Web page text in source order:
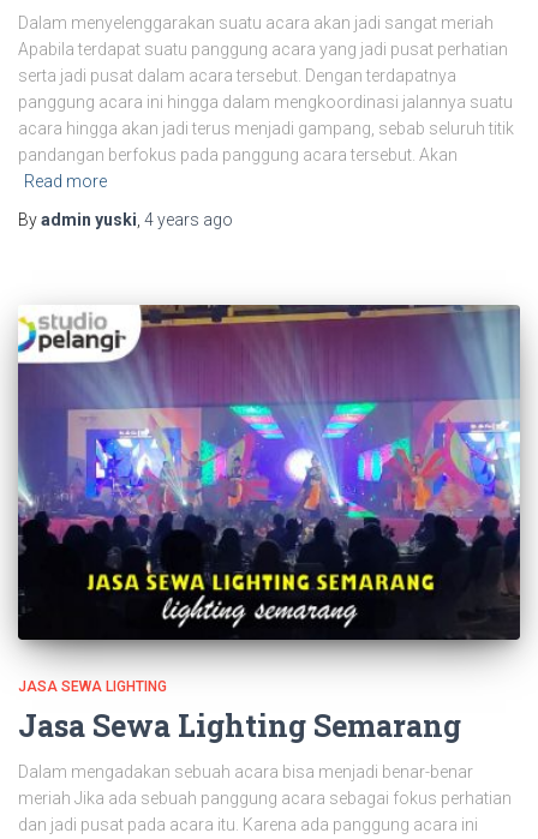
Dalam menyelenggarakan suatu acara akan jadi sangat meriah
Apabila terdapat suatu panggung acara yang jadi pusat perhatian
serta jadi pusat dalam acara tersebut. Dengan terdapatnya
panggung acara ini hingga dalam mengkoordinasi jalannya suatu
acara hingga akan jadi terus menjadi gampang, sebab seluruh titik
pandangan berfokus pada panggung acara tersebut. Akan
Read more
Byadmin yuski, 4 years ago
JASA SEWA LIGHTING
Jasa Sewa Lighting Semarang
Dalam mengadakan sebuah acara bisa menjadi benar-benar
meriah Jika ada sebuah panggung acara sebagai fokus perhatian
dan jadi pusat pada acara itu. Karena ada panggung acara ini